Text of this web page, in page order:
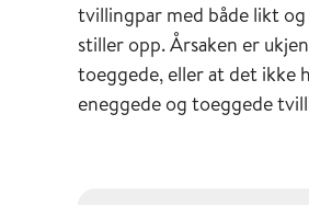
tvillingpar med både likt
stiller opp. Årsaken er
toeggede, eller at det ikke
eneggede og toeggede